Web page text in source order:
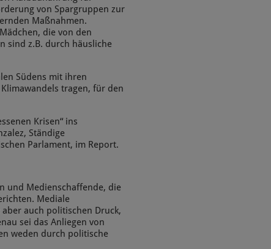
von Spargruppen zur
Maßnahmen.
die von den
sind z.B. durch häusliche
Südens mit ihren
tragen, für den
Krisen“ ins
Ständige
Parlament, im Report.
und Medienschaffende, die
Mediale
auch politischen Druck,
sei das Anliegen von
weden durch politische